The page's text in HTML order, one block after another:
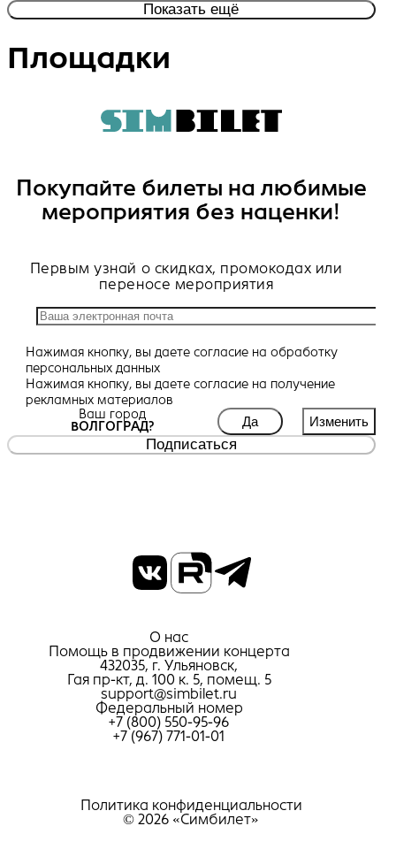
Показать ещё
Площадки
Покупайте билеты на любимые
мероприятия без наценки!
Первым узнай о скидках, промокодах или
переносе мероприятия
Нажимая кнопку, вы даете согласие на обработку
персональных данных
Нажимая кнопку, вы даете согласие на получение
рекламных материалов
Ваш город
ВОЛГОГРАД?
Да Изменить
Подписаться
О нас
Помощь в продвижении концерта
432035, г. Ульяновск,
Гая пр-кт, д. 100 к. 5, помещ. 5
support@simbilet.ru
Федеральный номер
+7 (800) 550-95-96
+7 (967) 771-01-01
Политика конфиденциальности
© 2026 «Симбилет»